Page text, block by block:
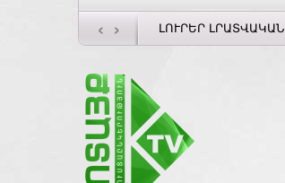
‹ › ԼՈՒՐԵՐ ԼՐԱՏՎԱԿԱՆ